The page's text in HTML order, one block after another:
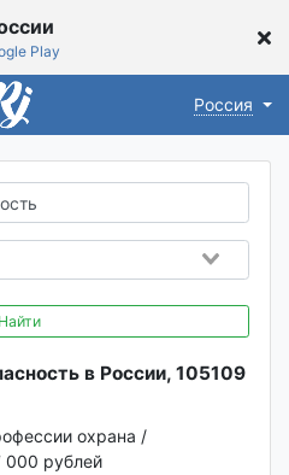
Play
Россия
Найти
в России, 105109
охрана /
000 рублей